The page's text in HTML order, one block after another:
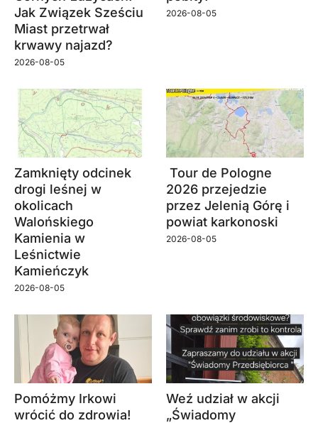
Jak Związek Sześciu
Miast przetrwał
krwawy najazd?
2026-08-05
2026-08-05
Zamknięty odcinek
drogi leśnej w
okolicach
Walońskiego
Kamienia w
Leśnictwie
Kamieńczyk
2026-08-05
Tour de Pologne
2026 przejedzie
przez Jelenią Górę i
powiat karkonoski
2026-08-05
Pomóżmy Irkowi
wrócić do zdrowia!
Weź udział w akcji
„Świadomy